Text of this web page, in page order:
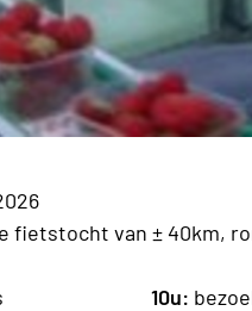
fietstocht van ± 40km,
Heers 10u: